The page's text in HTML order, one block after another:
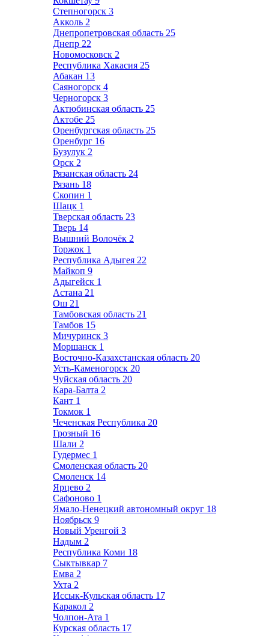
Степногорск 3
Акколь 2
Днепропетровская область 25
Днепр 22
Новомосковск 2
Республика Хакасия 25
Абакан 13
Саяногорск 4
Черногорск 3
Актюбинская область 25
Актобе 25
Оренбургская область 25
Оренбург 16
Бузулук 2
Орск 2
Рязанская область 24
Рязань 18
Скопин 1
Шацк 1
Тверская область 23
Тверь 14
Вышний Волочёк 2
Торжок 1
Республика Адыгея 22
Майкоп 9
Адыгейск 1
Астана 21
Ош 21
Тамбовская область 21
Тамбов 15
Мичуринск 3
Моршанск 1
Восточно-Казахстанская область 20
Усть-Каменогорск 20
Чуйская область 20
Кара-Балта 2
Кант 1
Токмок 1
Чеченская Республика 20
Грозный 16
Шали 2
Гудермес 1
Смоленская область 20
Смоленск 14
Ярцево 2
Сафоново 1
Ямало-Ненецкий автономный округ 18
Ноябрьск 9
Новый Уренгой 3
Надым 2
Республика Коми 18
Сыктывкар 7
Емва 2
Ухта 2
Иссык-Кульская область 17
Каракол 2
Чолпон-Ата 1
Курская область 17